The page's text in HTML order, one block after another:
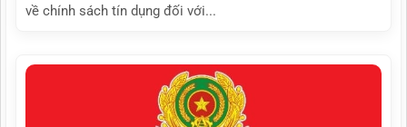
về chính sách tín dụng đối với...